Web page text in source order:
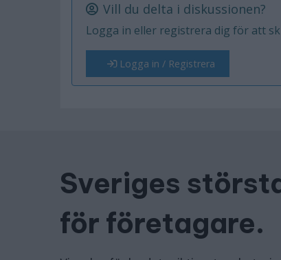
Vill du delta i diskussionen?
Logga in eller registrera dig för att
Logga in / Registrera
Sveriges
för företagare.